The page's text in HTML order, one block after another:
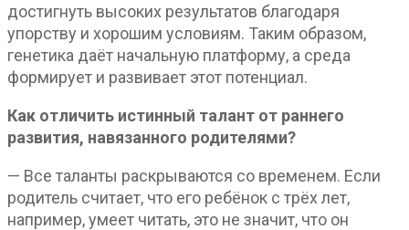
достигнуть высоких результатов благодаря
упорству и хорошим условиям. Таким образом,
генетика даёт начальную платформу, а среда
формирует и развивает этот потенциал.
Как отличить истинный талант от раннего
развития, навязанного родителями?
— Все таланты раскрываются со временем. Если
родитель считает, что его ребёнок с трёх лет,
например, умеет читать, это не значит, что он